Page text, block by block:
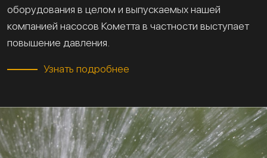
оборудования в целом и выпускаемых нашей
компанией насосов Кометта в частности выступает
повышение давления.
Узнать подробнее